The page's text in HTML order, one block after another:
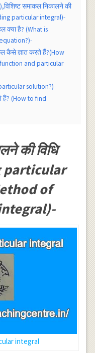
समाकल निकालने की
particular integral)-
क्या है? (What is
कैसे ज्ञात करते हैं?(How
and particular
solution?)-
हैं? (How to find
की विधि
particular
of
integral